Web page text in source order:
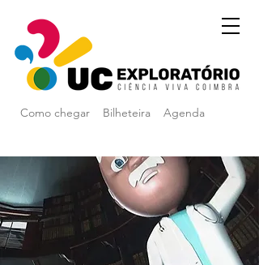
Como chegar Agenda
Bilheteira